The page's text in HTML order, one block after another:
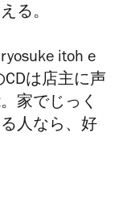
る。
itoh e
は店主に声
家でじっく
人なら、好